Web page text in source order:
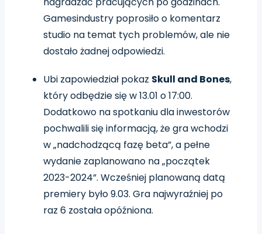
Gamesindustry poprosiło o komentarz
studio na temat tych problemów, ale nie
dostało żadnej odpowiedzi.
Ubi zapowiedział pokaz Skull and Bones,
który odbędzie się w 13.01 o 17:00.
Dodatkowo na spotkaniu dla inwestorów
pochwalili się informacją, że gra wchodzi
w „nadchodzącą fazę beta”, a pełne
wydanie zaplanowano na „początek
2023-2024”. Wcześniej planowaną datą
premiery było 9.03. Gra najwyraźniej po
raz 6 została opóźniona.